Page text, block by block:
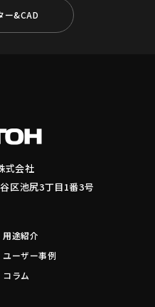
ー&CAD
式会社
区池尻3丁目1番3号
用途紹介
ユーザー事例
コラム